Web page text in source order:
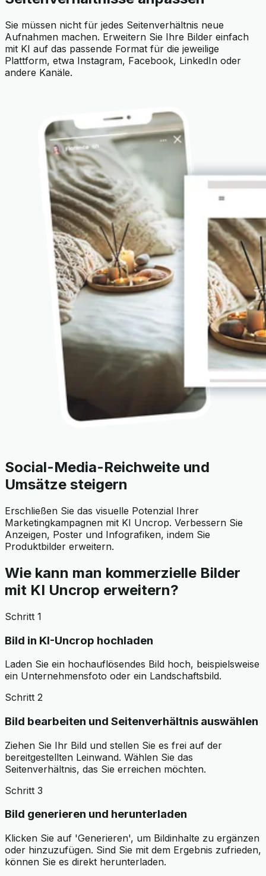
Sie müssen nicht für jedes Seitenverhältnis neue
Aufnahmen machen. Erweitern Sie Ihre Bilder einfach
mit KI auf das passende Format für die jeweilige
Plattform, etwa Instagram, Facebook, LinkedIn oder
andere Kanäle.
Social-Media-Reichweite und
Umsätze steigern
Erschließen Sie das visuelle Potenzial Ihrer
Marketingkampagnen mit KI Uncrop. Verbessern Sie
Anzeigen, Poster und Infografiken, indem Sie
Produktbilder erweitern.
Wie kann man kommerzielle Bilder
mit KI Uncrop erweitern?
Schritt 1
Bild in KI-Uncrop hochladen
Laden Sie ein hochauflösendes Bild hoch, beispielsweise
ein Unternehmensfoto oder ein Landschaftsbild.
Schritt 2
Bild bearbeiten und Seitenverhältnis auswählen
Ziehen Sie Ihr Bild und stellen Sie es frei auf der
bereitgestellten Leinwand. Wählen Sie das
Seitenverhältnis, das Sie erreichen möchten.
Schritt 3
Bild generieren und herunterladen
Klicken Sie auf 'Generieren', um Bildinhalte zu ergänzen
oder hinzuzufügen. Sind Sie mit dem Ergebnis zufrieden,
können Sie es direkt herunterladen.